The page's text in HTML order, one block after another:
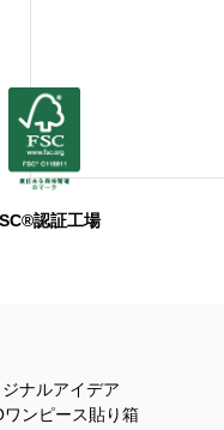
観音開き型に開
認証工場
ナルアイデア
ワンピース貼り箱